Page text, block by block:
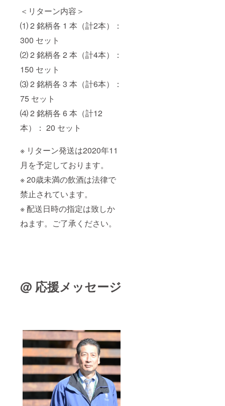
＜リターン内容＞
⑴ 2 銘柄各 1 本（計2本）：
300 セット
⑵ 2 銘柄各 2 本（計4本）：
150 セット
⑶ 2 銘柄各 3 本（計6本）：
75 セット
⑷ 2 銘柄各 6 本（計12
本）： 20 セット
※ リターン発送は2020年11
月を予定しております。
※ 20歳未満の飲酒は法律で
禁止されています。
※ 配送日時の指定は致しか
ねます。ご了承ください。
@ 応援メッセージ